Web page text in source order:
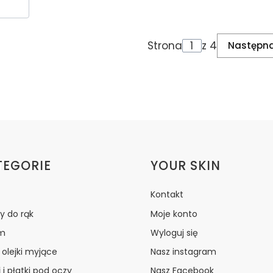
Strona z 4
w stopce
do rąk
olejki myjące
YOUR SKIN
Kontakt
Moje konto
Wyloguj się
Nasz instagram